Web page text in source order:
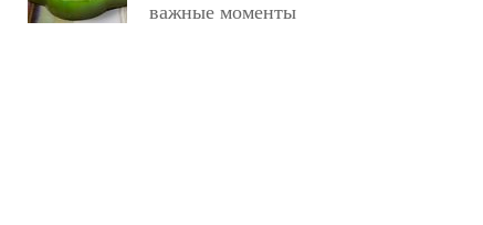
важные моменты